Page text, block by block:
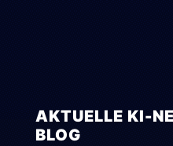
AKTUELLE KI-
BLOG